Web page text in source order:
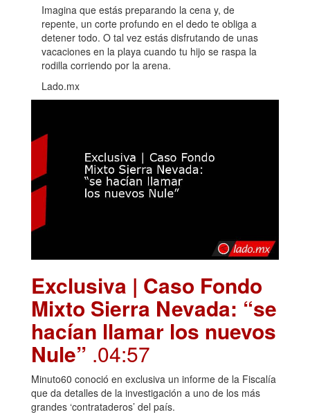
Imagina que estás preparando la cena y, de
repente, un corte profundo en el dedo te obliga a
detener todo. O tal vez estás disfrutando de unas
vacaciones en la playa cuando tu hijo se raspa la
rodilla corriendo por la arena.
Lado.mx
Exclusiva | Caso Fondo
Mixto Sierra Nevada: “se
hacían llamar los nuevos
Nule” .04:57
Minuto60 conoció en exclusiva un informe de la Fiscalía
que da detalles de la investigación a uno de los más
grandes ‘contrataderos’ del país.